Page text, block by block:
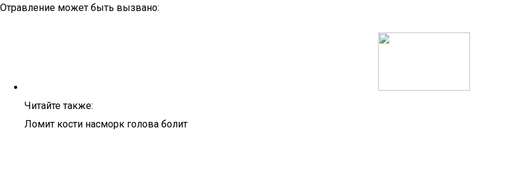
Отравление может быть вызвано:
Читайте также:
Ломит кости насморк голова болит